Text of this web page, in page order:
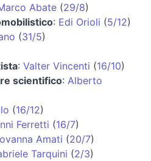
Abate (29/8)
: Edi Orioli (5/12)
(31/5)
: Valter Vincenti (16/10)
scientifico: Alberto
(16/12)
Ferretti (16/7)
Amati (20/7)
Tarquini (2/3)